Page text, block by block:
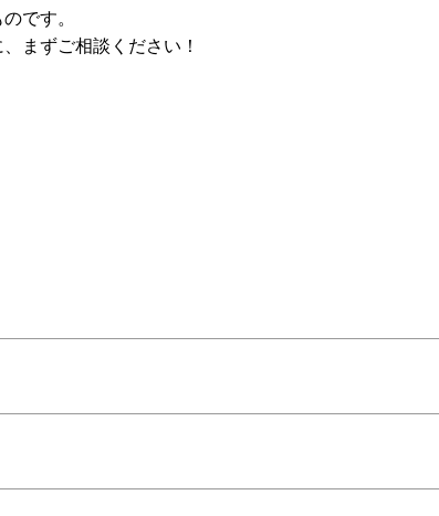
です。
まずご相談ください！